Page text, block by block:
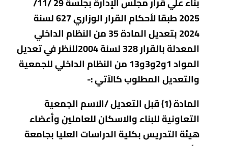
2025 طبقا لأحكام القرار الوزاري 627 لسنة
2024 بتعديل المادة 35 من النظام الداخلي
المعدلة بالقرار 328 لسنة 2004للنظر في تعديل
المواد 1و2و3و13 من النظام الداخلي للجمعية
والتعديل المطلوب كالآتي :-
المادة (1) قبل التعديل /الاسم الجمعية
التعاونية للبناء والاسكان للعاملين وأعضاء
هيئة التدريس بكلية الدراسات العليا بجامعة